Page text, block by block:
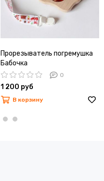
Прорезыватель погремушка
Бабочка
0
1 200 руб
В корзину